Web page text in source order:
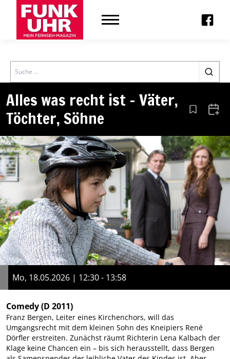
Search
Alles was recht ist – Väter,
Töchter, Söhne
Aus den
Mo, 18.05.2026 | 12:30 - 13:58
Comedy(D 2011)
Franz Bergen, Leiter eines Kirchenchors, will das
Umgangsrecht mit dem kleinen Sohn des Kneipiers René
Dörfler erstreiten. Zunächst räumt Richterin Lena Kalbach der
Klage keine Chancen ein – bis sich herausstellt, dass Bergen